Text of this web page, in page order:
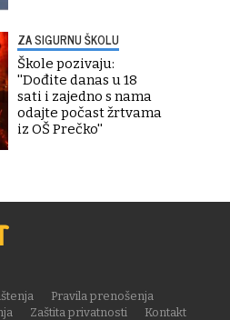
ZA SIGURNU ŠKOLU
Škole pozivaju:
''Dođite danas u 18
sati i zajedno s nama
odajte počast žrtvama
iz OŠ Prečko''
Pravila prenošenja
Zaštita privatnosti
Kontakt